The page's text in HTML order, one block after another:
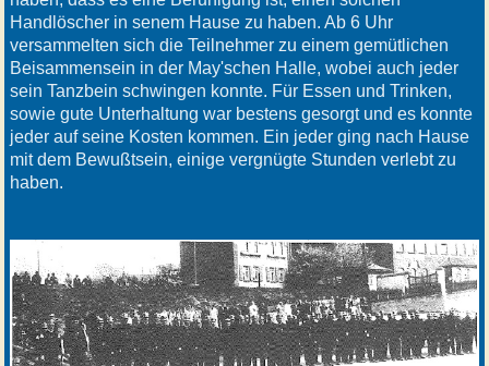
Handlöscher in senem Hause zu haben. Ab 6 Uhr
versammelten sich die Teilnehmer zu einem gemütlichen
Beisammensein in der May'schen Halle, wobei auch jeder
sein Tanzbein schwingen konnte. Für Essen und Trinken,
sowie gute Unterhaltung war bestens gesorgt und es konnte
jeder auf seine Kosten kommen. Ein jeder ging nach Hause
mit dem Bewußtsein, einige vergnügte Stunden verlebt zu
haben.